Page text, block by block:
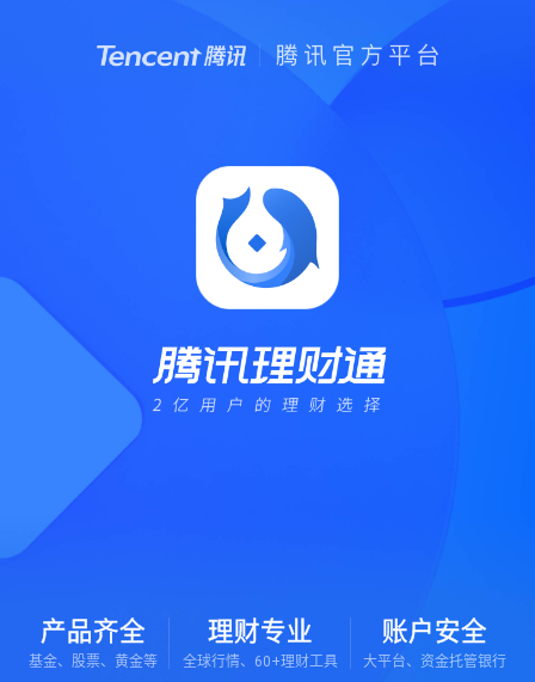
产品齐全
基金、股票、黄金等
理财专业
全球行情、60+理财工具
账户安全
大平台、资金托管银行